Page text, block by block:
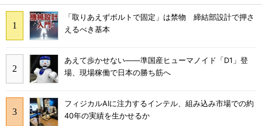
「取りあえずボルトで固定」は禁物 締結部設計で押さ
えるべき基本
あえて歩かせない――準国産ヒューマノイド「D1」登
場、現場稼働で日本の勝ち筋へ
フィジカルAIに注力するインテル、組み込み市場での約
40年の実績を生かせるか